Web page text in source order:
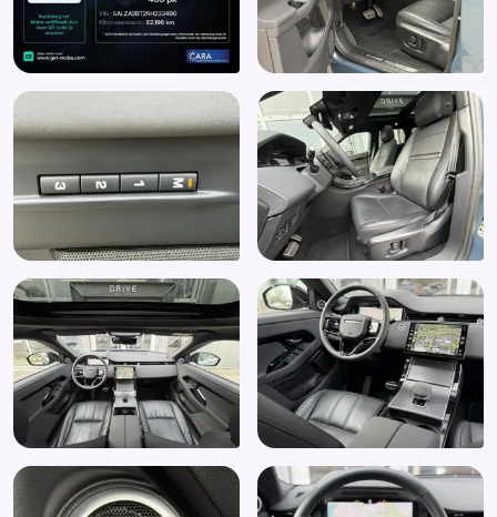
Hill hold functie
Hoofd airbag(s) achter
Hoofd airbag(s) voor
Hoofdsteunen voor en achter
Interactive Driver Display (digitaal instrumentenpaneel)
Interieur voorverwarmingsinstallatie
Keyless Entry: sleutelloze ontgrendeling / vergrendeling
(066AC)
Keyless start
LED achterlichten
Multimedia-voorbereiding
Oplaadmogelijkheid
Parkeersensor achter
Parkeersensor voor
PARK PACK (017UA)
Passagiersairbag